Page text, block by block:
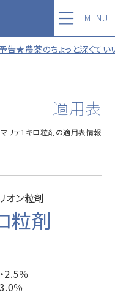
告★農薬のちょっと深く
MENU
適用表
リテ1キロ粒剤の適用表情報
オン粒剤
粒剤
2.5％
3.0％